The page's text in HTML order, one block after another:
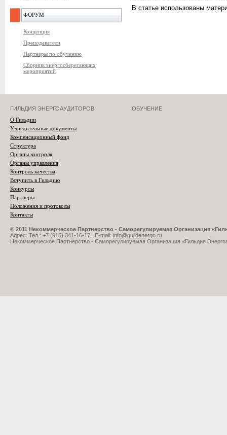
ФОРУМ
Концепция
Преподаватели
Партнеры по обучению
Сборник энергосберегающих
мероприятий
В статье использованы
ГИЛЬДИЯ ЭНЕРГОАУДИТОРОВ
О Гильдии
Учредительные документы
Компенсационный фонд
Структура
Органы контроля
Органы управления
Контроль качества
Вступить в Гильдию
Конкурсы
Партнеры
Положения и протоколы
Контакты
ОБУЧЕНИЕ
© 2011 Некоммерческое Партнерство - Саморегулируемая Организация
Адрес: Тел.: +7 (916) 341-16-17, E-mail: info@guildenergo.ru
Некоммерческое Партнерство - Саморегулируемая Организация «Гильдия